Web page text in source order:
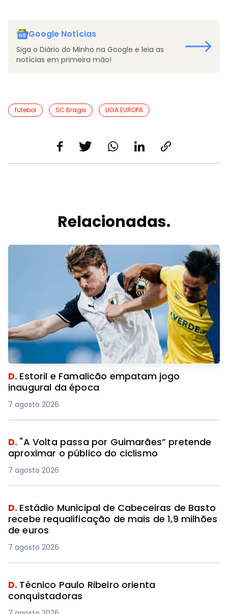
Google Notícias
Siga o Diário do Minho na Google e leia as
notícias em primeira mão!
futebol SC Braga LIGA EUROPA
Relacionadas.
D. Estoril e Famalicão empatam jogo
inaugural da época
7 agosto 2026
D. "A Volta passa por Guimarães” pretende
aproximar o público do ciclismo
7 agosto 2026
D. Estádio Municipal de Cabeceiras de Basto
recebe requalificação de mais de 1,9 milhões
de euros
7 agosto 2026
D. Técnico Paulo Ribeiro orienta
conquistadoras